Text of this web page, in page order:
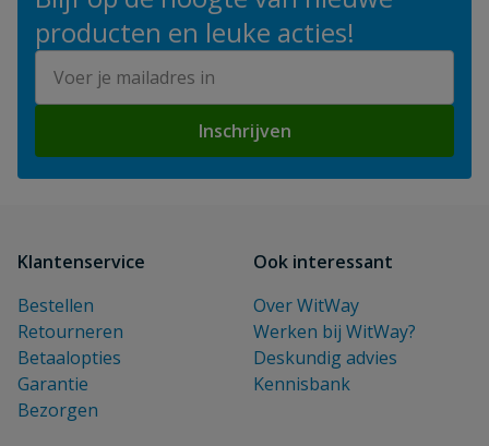
producten en leuke acties!
Inschrijven
Klantenservice
Bestellen
Retourneren
Betaalopties
Garantie
Bezorgen
Ook interessant
Over WitWay
Werken bij WitWay?
Deskundig advies
Kennisbank